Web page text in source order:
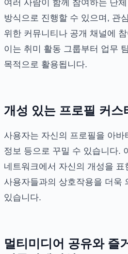
여러 사람이 함께 참여하는 단
방식으로 진행할 수 있으며, 관
위한 커뮤니티나 공개 채널에
이는 취미 활동 그룹부터 업무
목적으로 활용됩니다.
개성 있는 프로필 커스
사용자는 자신의 프로필을 아바
정보 등으로 꾸밀 수 있습니다.
네트워크에서 자신의 개성을 표
사용자들과의 상호작용을 더욱
있습니다.
멀티미디어 공유와 즐